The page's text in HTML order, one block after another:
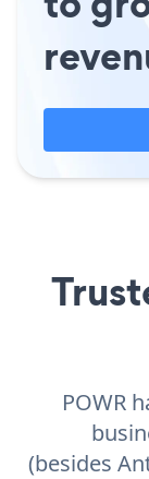
POWR
(besides